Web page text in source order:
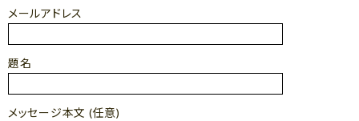
メールアドレス
題名
メッセージ本文 (任意)